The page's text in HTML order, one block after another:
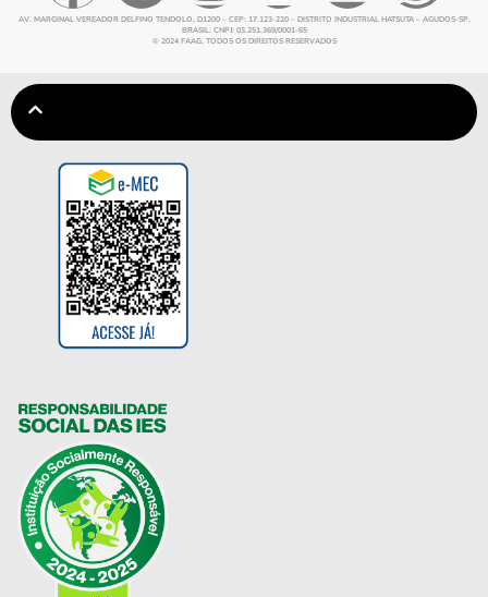
AV. MARGINAL VEREADOR DELFINO TENDOLO, D1200 – CEP: 17.123-220 – DISTRITO INDUSTRIAL HATSUTA – AGUDOS-SP,
BRASIL. CNPJ: 03.251.369/0001-65
© 2024 FAAG. TODOS OS DIREITOS RESERVADOS